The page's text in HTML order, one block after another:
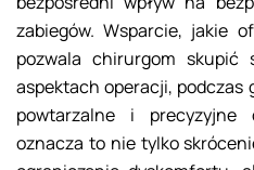
zabiegów. Wsparcie, jakie
pozwala chirurgom skupić
aspektach operacji, podczas
powtarzalne i precyzyjne
oznacza to nie tylko